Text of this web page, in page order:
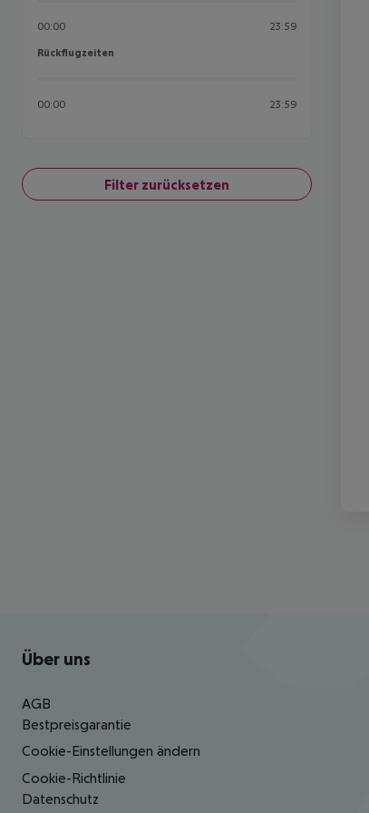
00:00 23:59
Rückflugzeiten
Rückflugzeiten
00:00 23:59
Filter zurücksetzen
Footer navigation
Über uns
AGB
Bestpreisgarantie
Cookie-Einstellungen ändern
Cookie-Richtlinie
Datenschutz